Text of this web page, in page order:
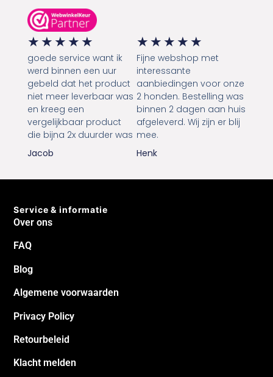
★ ★ ★ ★ ★
goede service want ik
werd binnen een uur
gebeld dat het product
niet meer leverbaar was
en kreeg een
vergelijkbaar product
die bijna 2x duurder was
Jacob
★ ★ ★ ★ ★
Fijne webshop met
interessante
aanbiedingen voor onze
2 honden. Bestelling was
binnen 2 dagen aan huis
afgeleverd. Wij zijn er blij
mee.
Henk
Service & informatie
Over ons
FAQ
Blog
Algemene voorwaarden
Privacy Policy
Retourbeleid
Klacht melden